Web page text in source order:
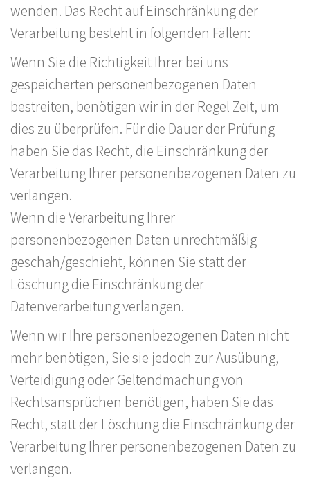
wenden. Das Recht auf Einschränkung der
Verarbeitung besteht in folgenden Fällen:
Wenn Sie die Richtigkeit Ihrer bei uns
gespeicherten personenbezogenen Daten
bestreiten, benötigen wir in der Regel Zeit, um
dies zu überprüfen. Für die Dauer der Prüfung
haben Sie das Recht, die Einschränkung der
Verarbeitung Ihrer personenbezogenen Daten zu
verlangen.
Wenn die Verarbeitung Ihrer
personenbezogenen Daten unrechtmäßig
geschah/geschieht, können Sie statt der
Löschung die Einschränkung der
Datenverarbeitung verlangen.
Wenn wir Ihre personenbezogenen Daten nicht
mehr benötigen, Sie sie jedoch zur Ausübung,
Verteidigung oder Geltendmachung von
Rechtsansprüchen benötigen, haben Sie das
Recht, statt der Löschung die Einschränkung der
Verarbeitung Ihrer personenbezogenen Daten zu
verlangen.